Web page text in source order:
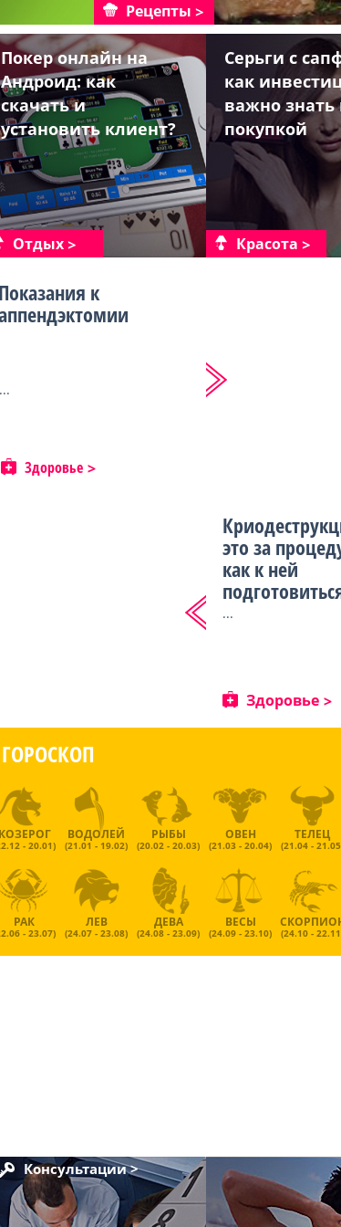
Рецепты
Покер онлайн на
Андроид: как
скачать и
установить клиент?
Отдых
Серьги с
как
важно знать
покупкой
Красота
к
...
Здоровье
это за
как к ней
...
Здоровье
ГОРОСКОП
- 20.01)
ВОДОЛЕЙ
(21.01 - 19.02)
РЫБЫ
(20.02 - 20.03)
ОВЕН
(21.03 - 20.04)
ТЕЛЕЦ
(21.04 -
РАК
- 23.07)
ЛЕВ
(24.07 - 23.08)
ДЕВА
(24.08 - 23.09)
ВЕСЫ
(24.09 - 23.10) (24.10 -
Консультации >